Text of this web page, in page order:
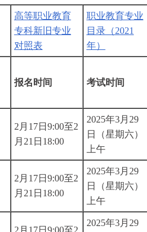
高等职业教育
专科新旧专业
对照表
职业教育专业
目录（2021
年）
报名时间 考试时间
2月17日9:00至2
月21日18:00
2025年3月29
日（星期六）
上午
2月17日9:00至2
月21日18:00
2025年3月29
日（星期六）
上午
2025年3月29